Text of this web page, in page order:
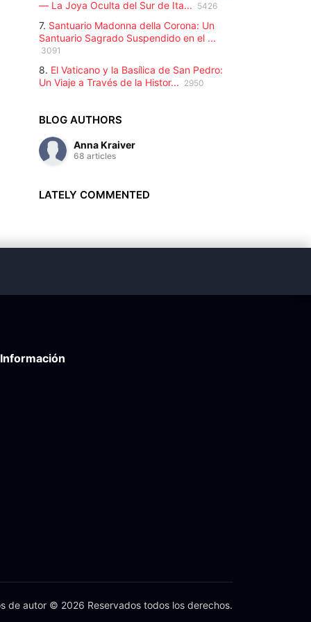
— La Joya Oculta del Sur de Ita... 5426
7. Santuario Madonna della Corona: Un
Santuario Sagrado Suspendido en el ...
3091
8. El Vaticano y la Basílica de San Pedro:
Un Viaje a Través de la Histor... 2950
BLOG AUTHORS
Anna Kraiver
68 articles
LATELY COMMENTED
Información
de autor © 2026 Reservados todos los derechos.